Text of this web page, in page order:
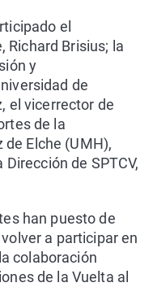
el
Richard Brisius; la
y
de
el vicerrector de
de la
Elche (UMH),
de SPTCV,
han puesto de
a participar en
colaboración
de la Vuelta al